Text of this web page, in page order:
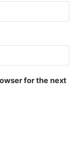
for the next